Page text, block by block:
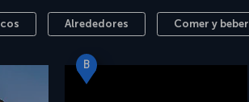
Alrededores Comer y beber
B